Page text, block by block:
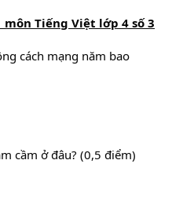
Tiếng Việt lớp 4 số 3
cách mạng năm bao
cầm ở đâu? (0,5 điểm)